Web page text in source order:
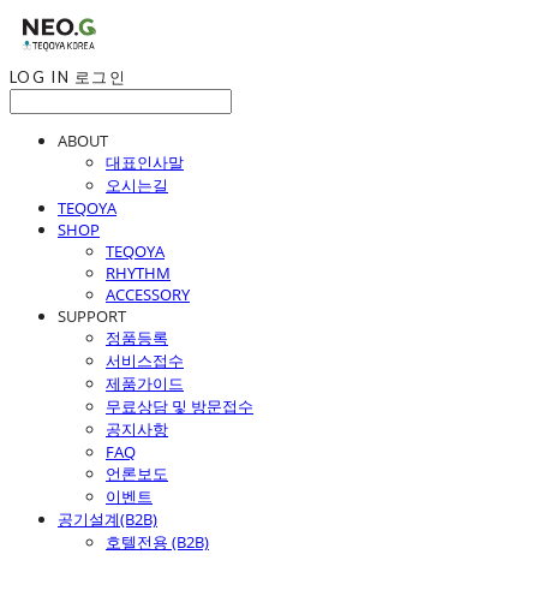
LOG IN 로그인
ABOUT
대표인사말
오시는길
TEQOYA
SHOP
TEQOYA
RHYTHM
ACCESSORY
SUPPORT
정품등록
서비스접수
제품가이드
무료상담 및 방문접수
공지사항
FAQ
언론보도
이벤트
공기설계(B2B)
호텔전용 (B2B)